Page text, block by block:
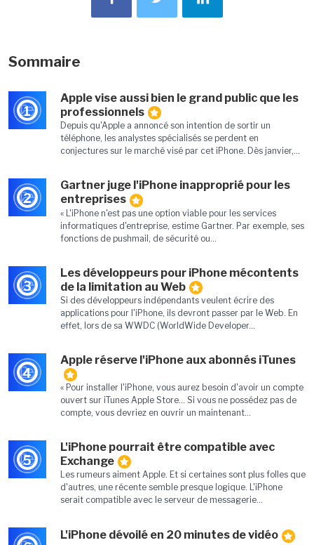
Sommaire
1
Apple vise aussi bien le grand public que les
professionnels
Depuis qu'Apple a annoncé son intention de sortir un
téléphone, les analystes spécialisés se perdent en
conjectures sur le marché visé par cet iPhone. Dès janvier,...
2
Gartner juge l'iPhone inapproprié pour les
entreprises
« L'iPhone n'est pas une option viable pour les services
informatiques d'entreprise, estime Gartner. Par exemple, ses
fonctions de pushmail, de sécurité ou...
3
Les développeurs pour iPhone mécontents
de la limitation au Web
Si des développeurs indépendants veulent écrire des
applications pour l'iPhone, ils devront passer par le Web. En
effet, lors de sa WWDC (WorldWide Developer...
4
Apple réserve l'iPhone aux abonnés iTunes
« Pour installer l'iPhone, vous aurez besoin d'avoir un compte
ouvert sur iTunes Apple Store... Si vous ne possédez pas de
compte, vous devriez en ouvrir un maintenant...
5
L'iPhone pourrait être compatible avec
Exchange
Les rumeurs aiment Apple. Et si certaines sont plus folles que
d'autres, une récente semble presque logique. L'iPhone
serait compatible avec le serveur de messagerie...
L'iPhone dévoilé en 20 minutes de vidéo